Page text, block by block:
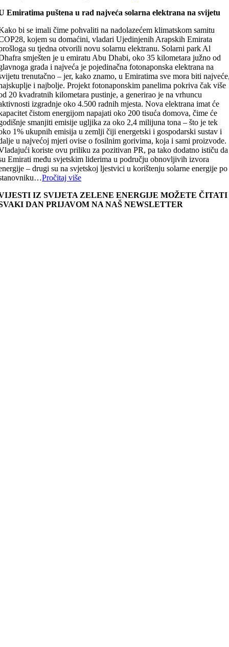
Emiratima puštena u rad najveća solarna elektrana na svijetu
bi se imali čime pohvaliti na nadolazećem klimatskom samitu
kojem su domaćini, vladari Ujedinjenih Arapskih Emirata
su tjedna otvorili novu solarnu elektranu. Solarni park Al
smješten je u emiratu Abu Dhabi, oko 35 kilometara južno od
grada i najveća je pojedinačna fotonaponska elektrana na
trenutačno – jer, kako znamo, u Emiratima sve mora biti
i najbolje. Projekt fotonaponskim panelima pokriva čak više
20 kvadratnih kilometara pustinje, a generirao je na vrhuncu
izgradnje oko 4.500 radnih mjesta. Nova elektrana imat će
čistom energijom napajati oko 200 tisuća domova, čime će
smanjiti emisije ugljika za oko 2,4 milijuna tona – što je tek
1% ukupnih emisija u zemlji čiji energetski i gospodarski sustav i
u najvećoj mjeri ovise o fosilnim gorivima, koja i sami proizvode.
koriste ovu priliku za pozitivan PR, pa tako dodatno ističu da
Emirati među svjetskim liderima u području obnovljivih izvora
– drugi su na svjetskoj ljestvici u korištenju solarne energije po
Pročitaj više
IZ SVIJETA ZELENE ENERGIJE MOŽETE ČITATI
DAN PRIJAVOM NA NAŠ NEWSLETTER